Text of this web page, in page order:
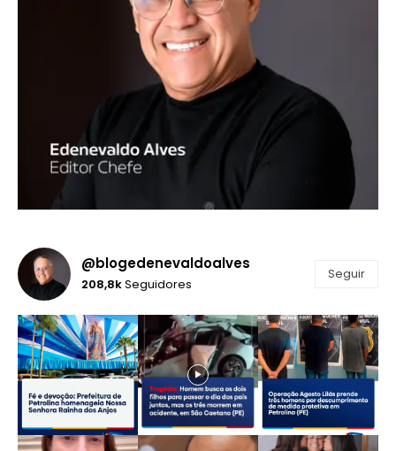
@blogedenevaldoalves
208,8kSeguidores
Seguir